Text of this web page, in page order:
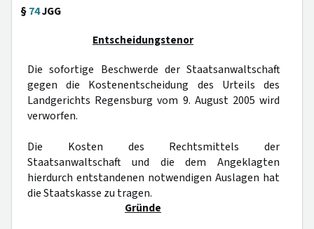
§74JGG
Entscheidungstenor
Die sofortige Beschwerde der Staatsanwaltschaft
gegen die Kostenentscheidung des Urteils des
Landgerichts Regensburg vom 9. August 2005 wird
verworfen.
Die Kosten des Rechtsmittels der
Staatsanwaltschaft und die dem Angeklagten
hierdurch entstandenen notwendigen Auslagen hat
die Staatskasse zu tragen.
Gründe